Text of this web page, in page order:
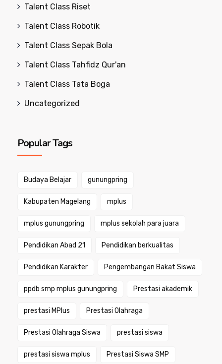
Talent Class Riset
Talent Class Robotik
Talent Class Sepak Bola
Talent Class Tahfidz Qur'an
Talent Class Tata Boga
Uncategorized
Popular Tags
Budaya Belajar gunungpring
Kabupaten Magelang mplus
mplus gunungpring mplus sekolah para juara
Pendidikan Abad 21 Pendidikan berkualitas
Pendidikan Karakter Pengembangan Bakat Siswa
ppdb smp mplus gunungpring Prestasi akademik
prestasi MPlus Prestasi Olahraga
Prestasi Olahraga Siswa prestasi siswa
prestasi siswa mplus Prestasi Siswa SMP